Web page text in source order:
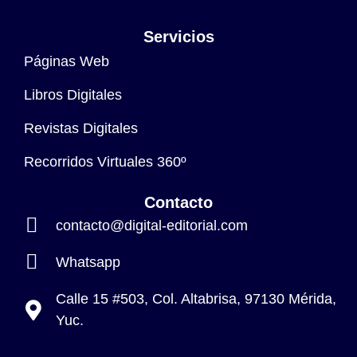
Servicios
Páginas Web
Libros Digitales
Revistas Digitales
Recorridos Virtuales 360º
Contacto
contacto@digital-editorial.com
Whatsapp
Calle 15 #503, Col. Altabrisa, 97130 Mérida,
Yuc.